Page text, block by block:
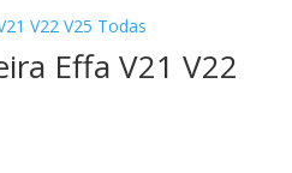
Effa V21 V22